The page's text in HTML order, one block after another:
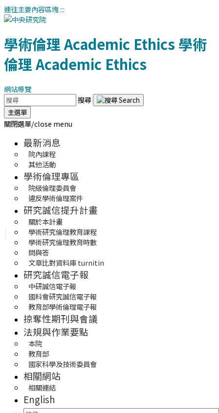
連往主要內容區塊:::
學術倫理Academic Ethics 學術
倫理Academic Ethics
網站導覽
搜尋
主選單
關閉選單/close menu
最新消息
院內課程
其他活動
學術倫理專區
院級倫理委員會
違反學術倫理案件
研究誠信提升計畫
關於本計畫
學術研究倫理教育課程
學術研究倫理教育時數
問與答
文章比對資料庫 turnitin
研究誠信電子報
中研誠信電子報
國科會研究誠信電子報
教育部學術倫理電子報
掠奪性期刊與會議
法規與作業要點
本院
教育部
國家科學及技術委員會
相關網站
相關連結
English